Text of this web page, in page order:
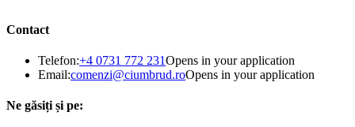
Contact
Telefon:+4 0731 772 231Opens in your application
Email:comenzi@ciumbrud.roOpens in your application
Ne găsiți și pe: